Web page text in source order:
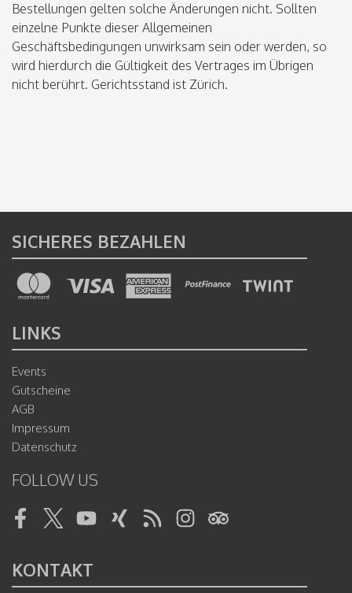
Bestellungen gelten solche Änderungen nicht. Sollten
einzelne Punkte dieser Allgemeinen
Geschäftsbedingungen unwirksam sein oder werden, so
wird hierdurch die Gültigkeit des Vertrages im Übrigen
nicht berührt. Gerichtsstand ist Zürich.
SICHERES BEZAHLEN
LINKS
Events
Gutscheine
AGB
Impressum
Datenschutz
FOLLOW US
FacebookTwitterYoutubeXing RSS InstagramTripadvisor
KONTAKT